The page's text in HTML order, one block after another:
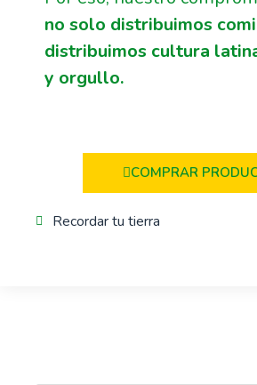
no solo distribuimos
distribuimos cultura
y orgullo.
COMPRAR
Recordar tu tierra